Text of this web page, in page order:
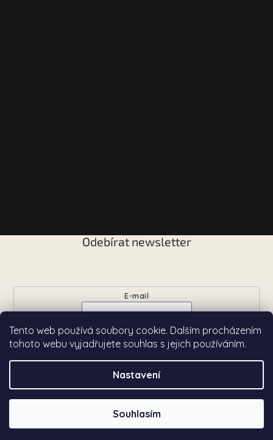
Tento web používá soubory cookie. Dalším procházením
tohoto webu vyjadřujete souhlas s jejich používáním.
Nastavení
Souhlasím
Odebírat newsletter
E-mail
Přihlásit se
Copyright 2026Chardé. Všechna práva vyhrazena.